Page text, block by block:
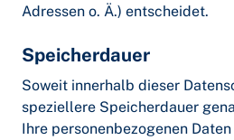
Adressen o. Ä.) entscheidet.
Speicherdauer
Soweit innerhalb dieser
speziellere Speicherdauer
Ihre personenbezogenen